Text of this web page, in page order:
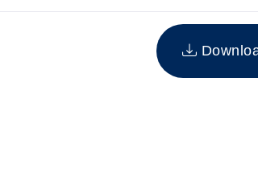
Insgesamt gibt es 5 Termine zum